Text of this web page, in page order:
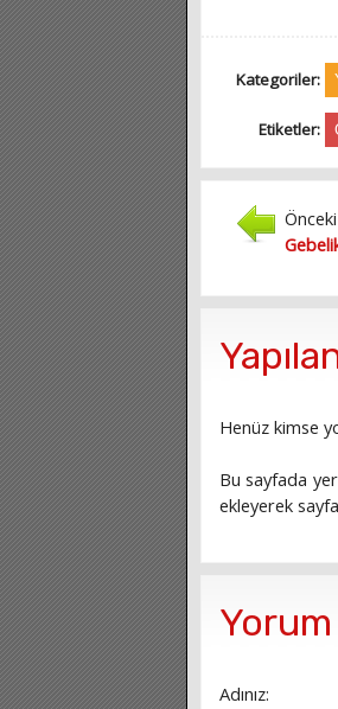
Kategoriler:
Etiketler:
Henüz kimse
Bu sayfada
ekleyerek
Yorum
Adınız: